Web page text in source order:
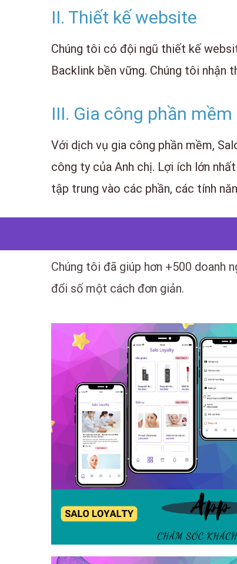
II. Thiết kế website
Chúng tôi có đội ngũ thiết kế
Backlink bền vững. Chúng tôi nhận
III. Gia công phần mềm
Với dịch vụ gia công phần mềm,
công ty của Anh chị. Lợi ích lớn
tập trung vào các phần, các tính
Chúng tôi đã giúp hơn +500 doanh
đổi số một cách đơn giản.